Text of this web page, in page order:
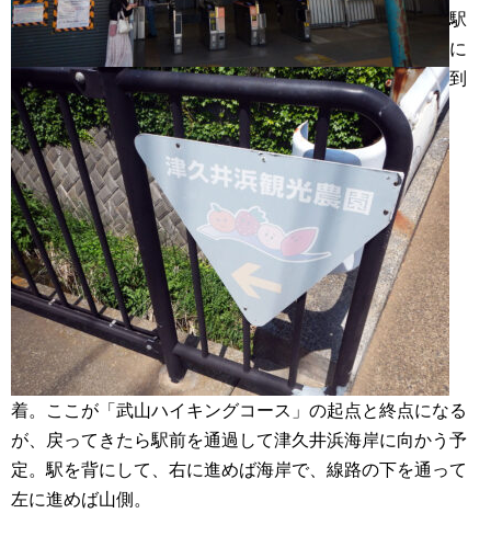
駅
に
到
着。ここが「武山ハイキングコース」の起点と終点になる
が、戻ってきたら駅前を通過して津久井浜海岸に向かう予
定。駅を背にして、右に進めば海岸で、線路の下を通って
左に進めば山側。